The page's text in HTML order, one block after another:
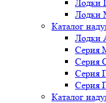
Лодки
Лодки
Каталог
Лодки
Серия
Серия
Серия
Серия
Каталог